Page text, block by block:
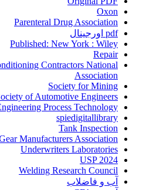
Oxon
Parenteral Drug Association
pdf اورجینال
Published: New York : Wiley
Repair
Contractors National
Association
Society for Mining
of Automotive Engineers
Process Technology
spiedigitallibrary
Tank Inspection
Manufacturers Association
Underwriters Laboratories
USP 2024
Welding Research Council
آب و فاضلاب